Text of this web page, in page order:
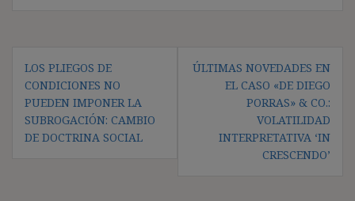
de
entradas
LOS PLIEGOS DE
CONDICIONES NO
PUEDEN IMPONER LA
SUBROGACIÓN: CAMBIO
DE DOCTRINA SOCIAL
ÚLTIMAS NOVEDADES EN
EL CASO «DE DIEGO
PORRAS» & CO.:
VOLATILIDAD
INTERPRETATIVA ‘IN
CRESCENDO’